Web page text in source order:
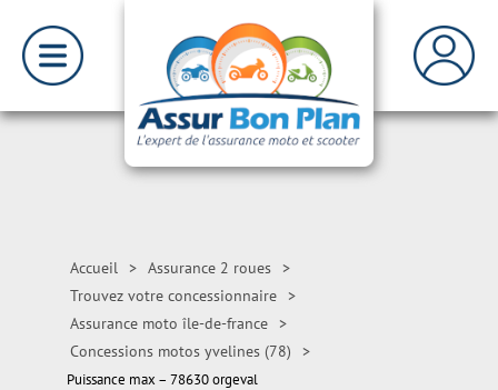
Accueil > Assurance 2 roues >
Trouvez votre concessionnaire >
Assurance moto île-de-france >
Concessions motos yvelines (78)
>
Puissance max – 78630 orgeval